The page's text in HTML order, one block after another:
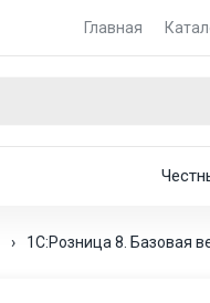
Главная
› 1С:Розница 8. Базовая